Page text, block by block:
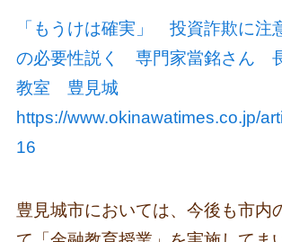
「もうけは確実」 投資詐欺に
の必要性説く 専門家當銘さん
教室 豊見城
https://www.okinawatimes.co.jp/
16
豊見城市においては、今後も市内